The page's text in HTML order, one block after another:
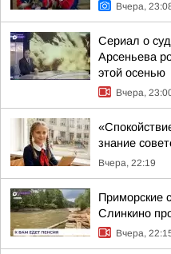
Вчера,
Сериал о
Арсеньева
этой осенью
Вчера,
знание
Вчера, 22:19
Приморские
Слинкино
Вчера,